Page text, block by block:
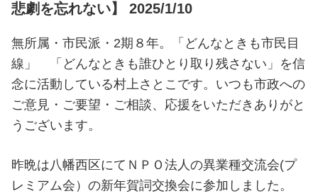
悲劇を忘れない】 2025/1/10
無所属・市民派・2期８年。「どんなときも市民目
線」 「どんなときも誰ひとり取り残さない」を信
念に活動している村上さとこです。いつも市政への
ご意見・ご要望・ご相談、応援をいただきありがと
うございます。
昨晩は八幡西区にてＮＰＯ法人の異業種交流会(プ
レミアム会）の新年賀詞交換会に参加しました。